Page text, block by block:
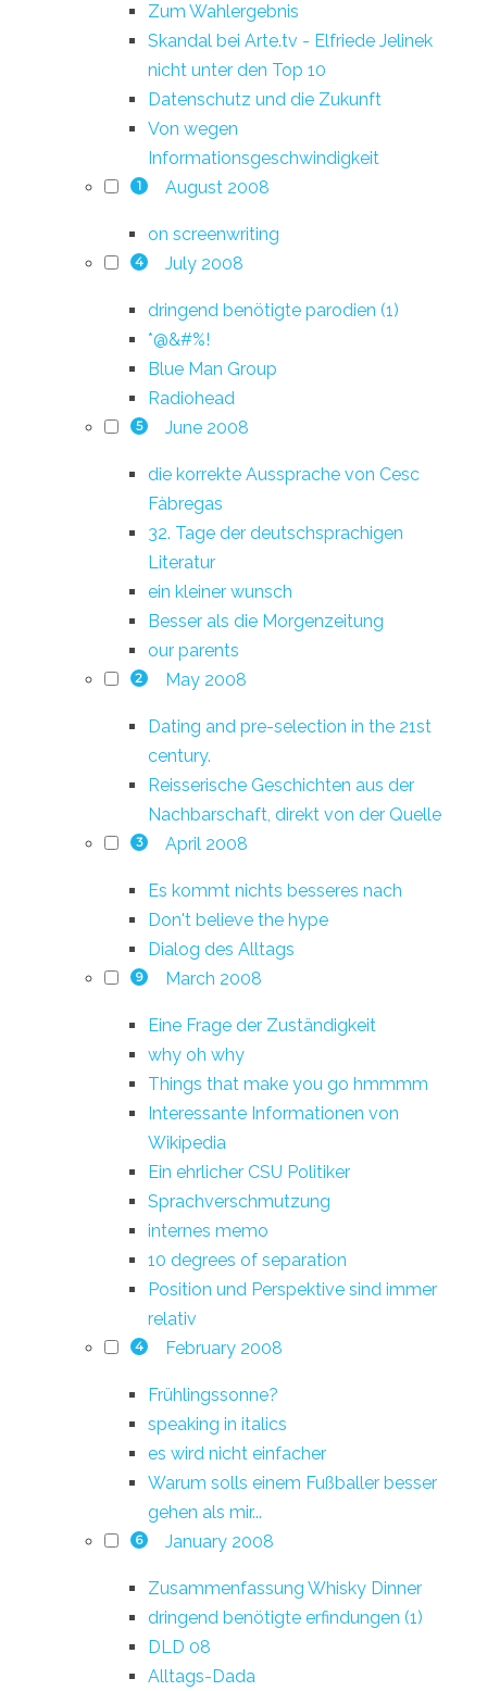
Zum Wahlergebnis
Skandal bei Arte.tv - Elfriede Jelinek
nicht unter den Top 10
Datenschutz und die Zukunft
Von wegen
Informationsgeschwindigkeit
1 August 2008
on screenwriting
4 July 2008
dringend benötigte parodien (1)
*@&#%!
Blue Man Group
Radiohead
5 June 2008
die korrekte Aussprache von Cesc
Fàbregas
32. Tage der deutschsprachigen
Literatur
ein kleiner wunsch
Besser als die Morgenzeitung
our parents
2 May 2008
Dating and pre-selection in the 21st
century.
Reisserische Geschichten aus der
Nachbarschaft, direkt von der Quelle
3 April 2008
Es kommt nichts besseres nach
Don't believe the hype
Dialog des Alltags
9 March 2008
Eine Frage der Zuständigkeit
why oh why
Things that make you go hmmmm
Interessante Informationen von
Wikipedia
Ein ehrlicher CSU Politiker
Sprachverschmutzung
internes memo
10 degrees of separation
Position und Perspektive sind immer
relativ
4 February 2008
Frühlingssonne?
speaking in italics
es wird nicht einfacher
Warum solls einem Fußballer besser
gehen als mir...
6 January 2008
Zusammenfassung Whisky Dinner
dringend benötigte erfindungen (1)
DLD 08
Alltags-Dada